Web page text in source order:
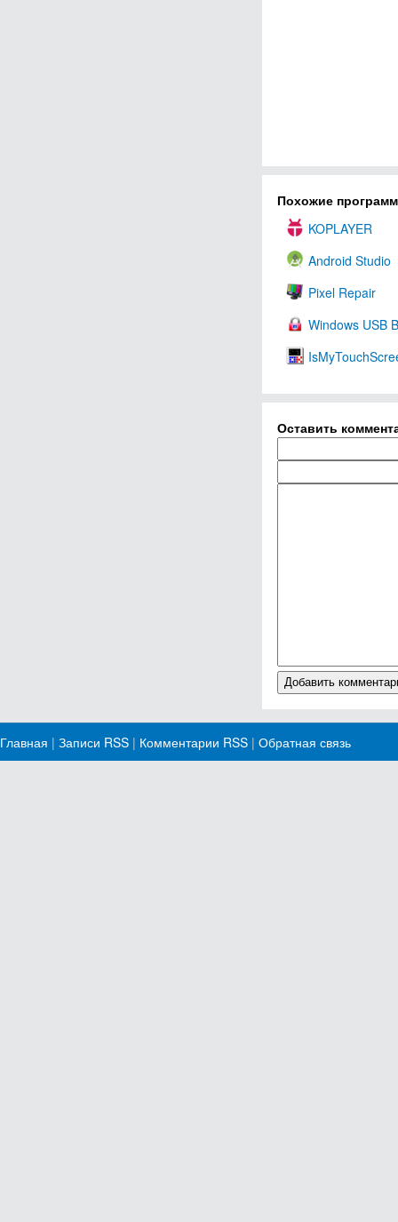
Похожие
KOPLAYER
Android Studio
Pixel Repair
Windows USB
Оставить
Главная | Записи RSS | Комментарии RSS | Обратная связь